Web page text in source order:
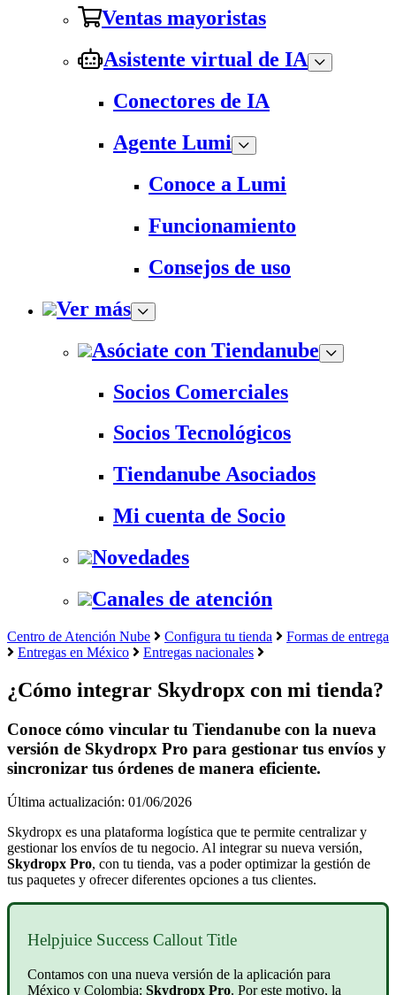
Ventas mayoristas
Asistente virtual de IA
Conectores de IA
Agente Lumi
Conoce a Lumi
Funcionamiento
Consejos de uso
Ver más
Asóciate con Tiendanube
Socios Comerciales
Socios Tecnológicos
Tiendanube Asociados
Mi cuenta de Socio
Novedades
Canales de atención
Centro de Atención Nube Configura tu tienda
Formas de entrega
Entregas en México
Entregas nacionales
¿Cómo integrar Skydropx con mi tienda?
Conoce cómo vincular tu Tiendanube con la nueva
versión de Skydropx Pro para gestionar tus envíos y
sincronizar tus órdenes de manera eficiente.
Última actualización: 01/06/2026
Skydropx es una plataforma logística que te permite centralizar y
gestionar los envíos de tu negocio. Al integrar su nueva versión,
Skydropx Pro, con tu tienda, vas a poder optimizar la gestión de
tus paquetes y ofrecer diferentes opciones a tus clientes.
Helpjuice Success Callout Title
Contamos con una nueva versión de la aplicación para
México y Colombia: Skydropx Pro. Por este motivo, la